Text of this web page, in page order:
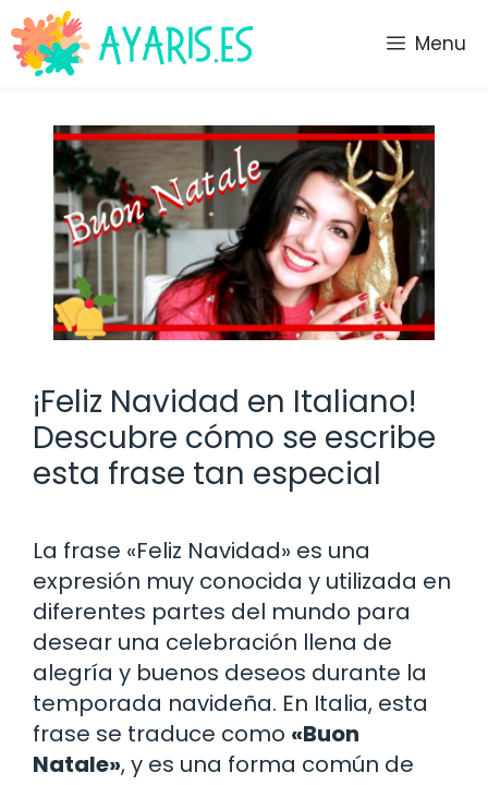
Saltar
al
contenido
Menu
¡Feliz Navidad en Italiano!
Descubre cómo se escribe
esta frase tan especial
La frase «Feliz Navidad» es una
expresión muy conocida y utilizada en
diferentes partes del mundo para
desear una celebración llena de
alegría y buenos deseos durante la
temporada navideña. En Italia, esta
frase se traduce como «Buon
Natale», y es una forma común de